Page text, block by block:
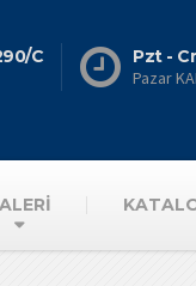
C
Pzt -
Pazar